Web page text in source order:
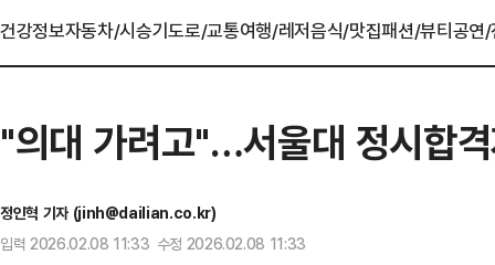
건강정보자동차/시승기도로/교통여행/레저음식/맛집패션/뷰티공연
"의대 가려고"…서울대 정시합
정인혁 기자 (jinh@dailian.co.kr)
입력 2026.02.08 11:33 수정 2026.02.08 11:33